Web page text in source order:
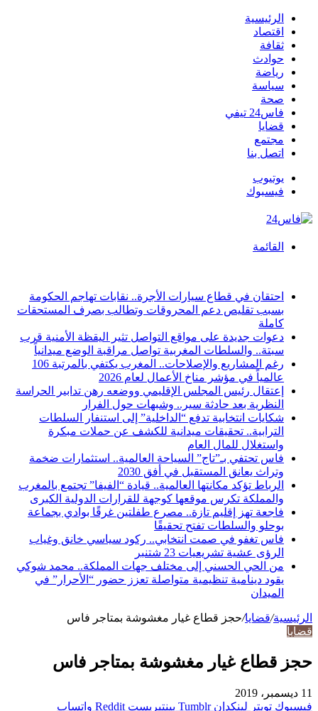
الرئيسية
اقتصاد
ثقافة
حوادث
رياضة
سياسة
صحة
فاس24 تيفي
قضايا
مجتمع
اتصل بنا
يوتيوب
فيسبوك
القائمة
احتقان في قطاع سيارات الأجرة.. نقابات تهاجم الحكومة
بسبب تقليص دعم المحروقات وتطالب بصرف المستحقات
كاملة
دعوات جديدة على مواقع التواصل تثير اليقظة الأمنية قرب
سبتة.. والسلطات المغربية تواصل مراقبة الوضع ميدانياً
رغم المشاريع والإصلاحات.. المغرب يكتفي بالمرتبة 106
عالمياً في مؤشر مناخ الأعمال لعام 2026
إعتقال رئيس المجلس الإقليمي ووضعه رهن تدابير الحراسة
النظرية بعد حادثة سير.. وشبهات حول الفرار
شكايات انتخابية تدفع “الداخلية” إلى استنفار السلطات
الترابية.. تحقيقات ميدانية للكشف عن حملات مبكرة
واستغلال للمال العام
فاس تحتفي بـ”تاج” السياحة العالمية.. استثمارات ضخمة
وتراث يعانق المستقبل في أفق 2030
الرباط تؤكد مكانتها العالمية.. قيادة “الفيفا” تجتمع بالمغرب
والمملكة تكرس موقعها كوجهة للقرارات الدولية الكبرى
فاجعة تهز إقليم تازة.. مصرع طفلتين غرقًا بوادي بجماعة
بوحلو والسلطات تفتح تحقيقًا
فاس تغفو في صمت انتخابي.. ركود سياسي خانق وغياب
الرؤى عشية تشريعيات 23 شتنبر
من الحي الحسني إلى مختلف جهات المملكة.. محمد شوكي
يقود دينامية تنظيمية متواصلة تعزز حضور “الأحرار” في
الميدان
الرئيسية/قضايا/حجز قطاع غيار مغشوشة بمتاجر فاس
قضايا
حجز قطاع غيار مغشوشة بمتاجر فاس
11 ديسمبر، 2019
فيسبوك تويتر لينكدإن بينتيريست واتساب